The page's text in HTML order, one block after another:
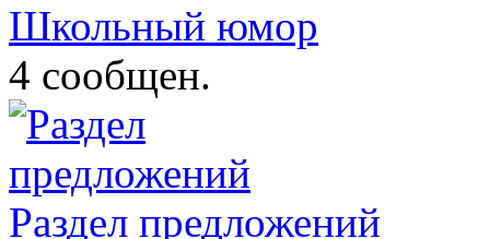
Школьный юмор
4 сообщен.
Раздел предложений